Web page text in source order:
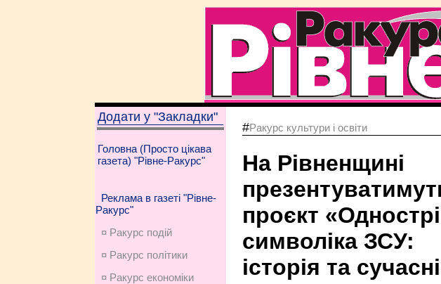
Додати у "Закладки"
Головна (Просто цікава
газета) "Рівне-Ракурс"
Реклама в газеті "Рівне-
Ракурс"
¤ Ракурс подій
¤ Ракурс політики
¤ Ракурс економiки
#Ракурс культури і освіти
На Рівненщині
проєкт
символіка ЗСУ:
історія та